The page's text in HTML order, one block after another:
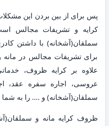
پس برای از بین بردن این
کرایه و تشریفات مجالس
سملقان(آشخانه) با داشتن
برای تشریفات مجالس در
علاوه بر کرایه ظروف،
عروسی، اجاره سفره عقد،
سملقان(آشخانه) و …. را به شما
ظروف کرایه مانه و